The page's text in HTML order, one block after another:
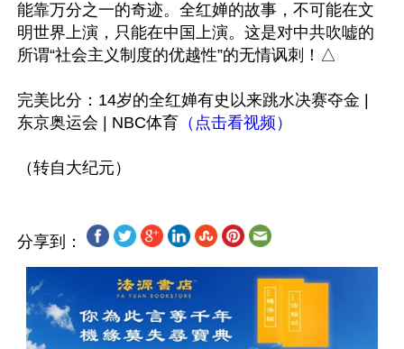
能靠万分之一的奇迹。全红婵的故事，不可能在文
明世界上演，只能在中国上演。这是对中共吹嘘的
所谓“社会主义制度的优越性”的无情讽刺！△
完美比分：14岁的全红婵有史以来跳水决赛夺金 |
东京奥运会 | NBC体育 （点击看视频）
分享到：